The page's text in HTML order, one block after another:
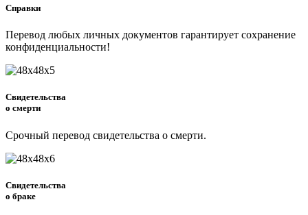
Справки
Перевод любых личных документов гарантирует сохранение
конфиденциальности!
Свидетельства
о смерти
Срочный перевод свидетельства о смерти.
Свидетельства
о браке